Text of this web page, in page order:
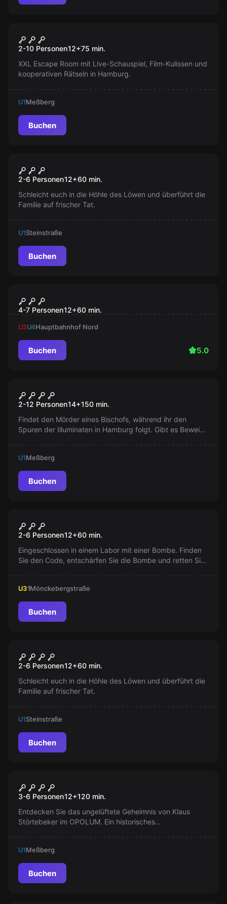
Neu
ChainSAW - Das gefährliche
Spiel
2-10 Personen12+75 min.
XXL Escape Room mit Live-Schauspiel, Film-Kulissen und
kooperativen Rätseln in Hamburg.
U1Meßberg
Buchen
Neu
Casa Moretta
2-6 Personen12+60 min.
Schleicht euch in die Höhle des Löwen und überführt die
Familie auf frischer Tat.
U1Steinstraße
Buchen
Spiel um die Freiheit
4-7 Personen12+60 min.
U2U4Hauptbahnhof Nord
Buchen 5.0
Illuminati
2-12 Personen14+150 min.
Findet den Mörder eines Bischofs, während ihr den
Spuren der Illuminaten in Hamburg folgt. Gibt es Beweise
U1Meßberg
Buchen
Metall & Pikrinsäure
2-6 Personen12+60 min.
Eingeschlossen in einem Labor mit einer Bombe. Finden
Sie den Code, entschärfen Sie die Bombe und retten Sie
U31Mönckebergstraße
Buchen
Neu
Casa Moretta
2-6 Personen12+60 min.
Schleicht euch in die Höhle des Löwen und überführt die
Familie auf frischer Tat.
U1Steinstraße
Buchen
Störtebeker
3-6 Personen12+120 min.
Entdecken Sie das ungelüftete Geheimnis von Klaus
Störtebeker im OPOLUM. Ein historisches
U1Meßberg
Buchen